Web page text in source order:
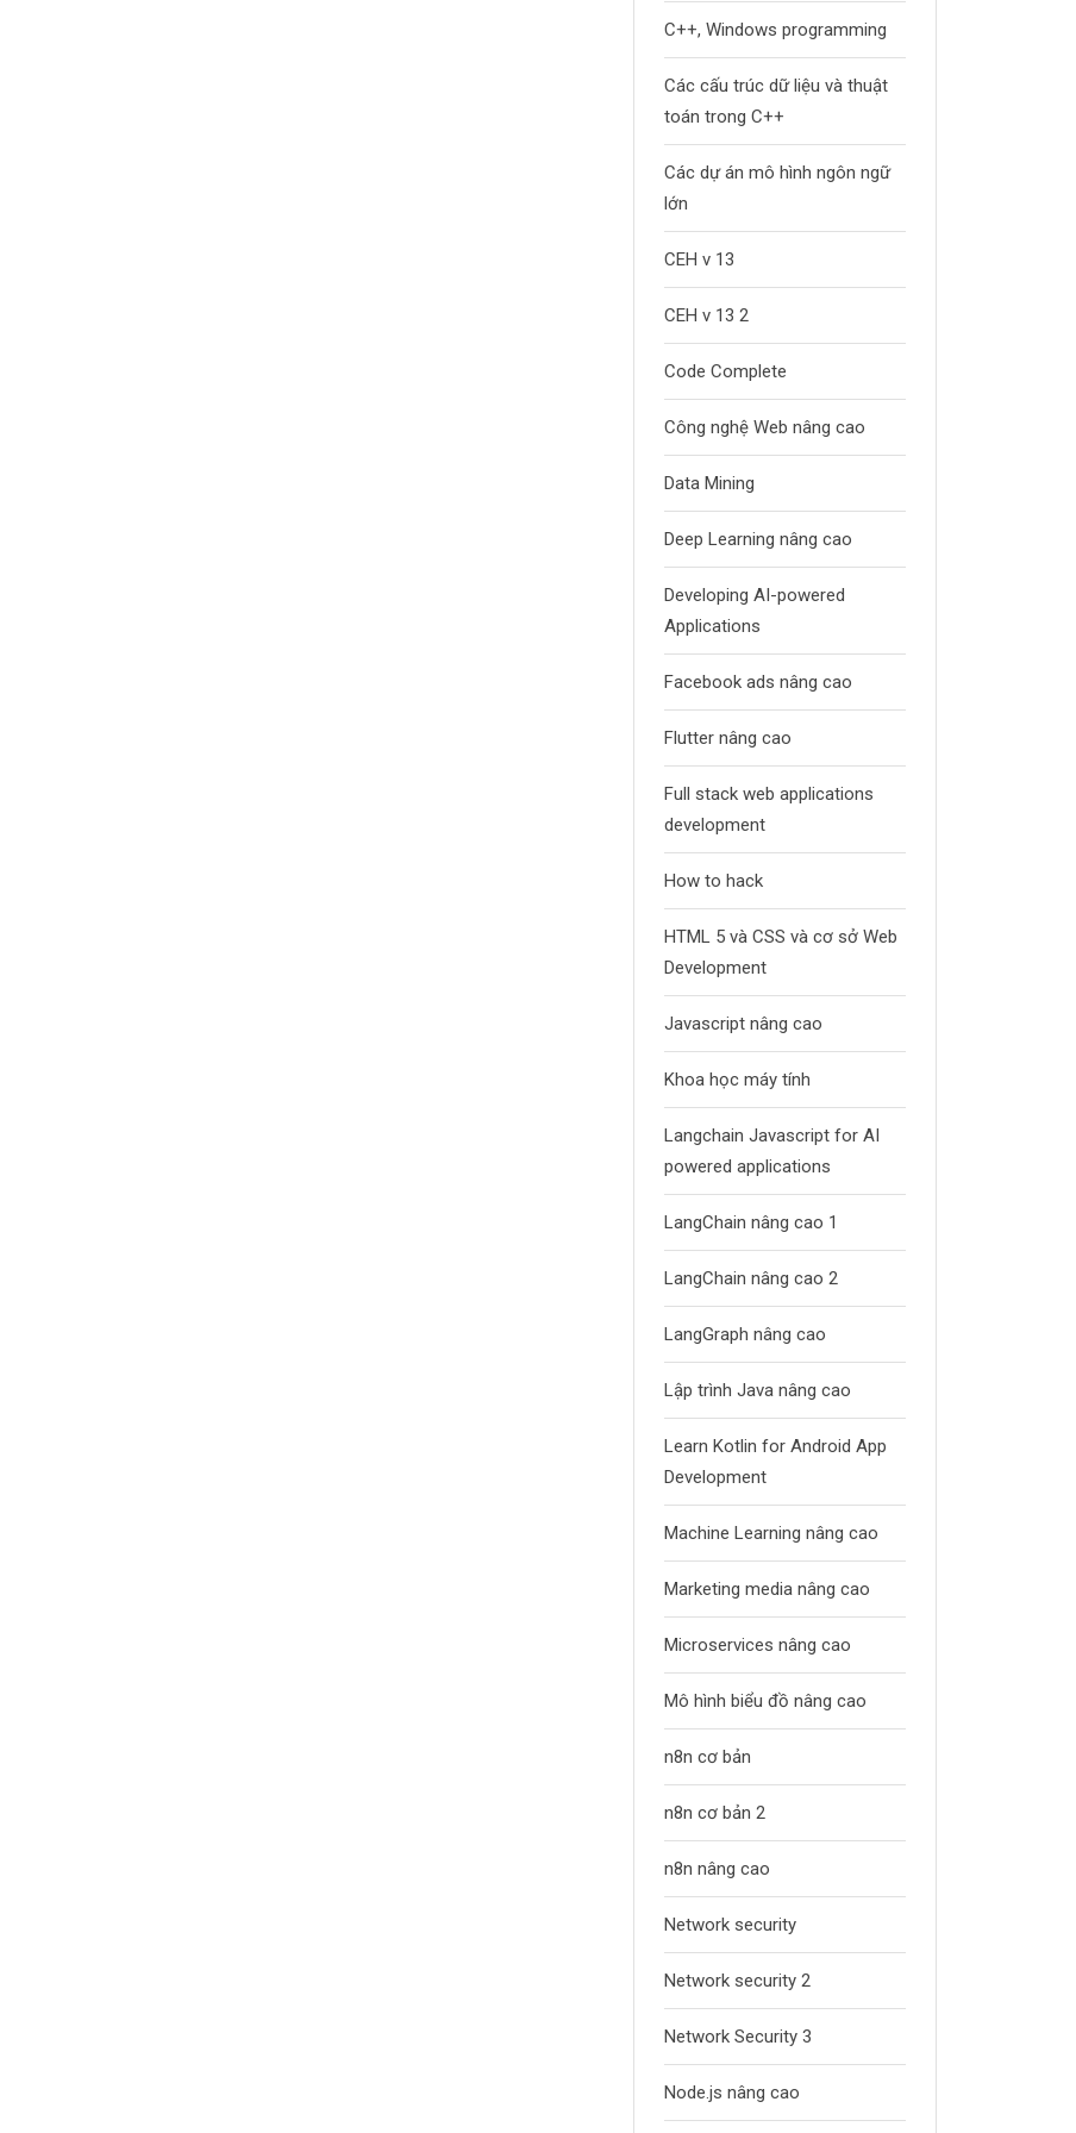
C++, Windows programming
Các cấu trúc dữ liệu và thuật
toán trong C++
Các dự án mô hình ngôn ngữ
lớn
CEH v 13
CEH v 13 2
Code Complete
Công nghệ Web nâng cao
Data Mining
Deep Learning nâng cao
Developing AI-powered
Applications
Facebook ads nâng cao
Flutter nâng cao
Full stack web applications
development
How to hack
HTML 5 và CSS và cơ sở Web
Development
Javascript nâng cao
Khoa học máy tính
Langchain Javascript for AI
powered applications
LangChain nâng cao 1
LangChain nâng cao 2
LangGraph nâng cao
Lập trình Java nâng cao
Learn Kotlin for Android App
Development
Machine Learning nâng cao
Marketing media nâng cao
Microservices nâng cao
Mô hình biểu đồ nâng cao
n8n cơ bản
n8n cơ bản 2
n8n nâng cao
Network security
Network security 2
Network Security 3
Node.js nâng cao